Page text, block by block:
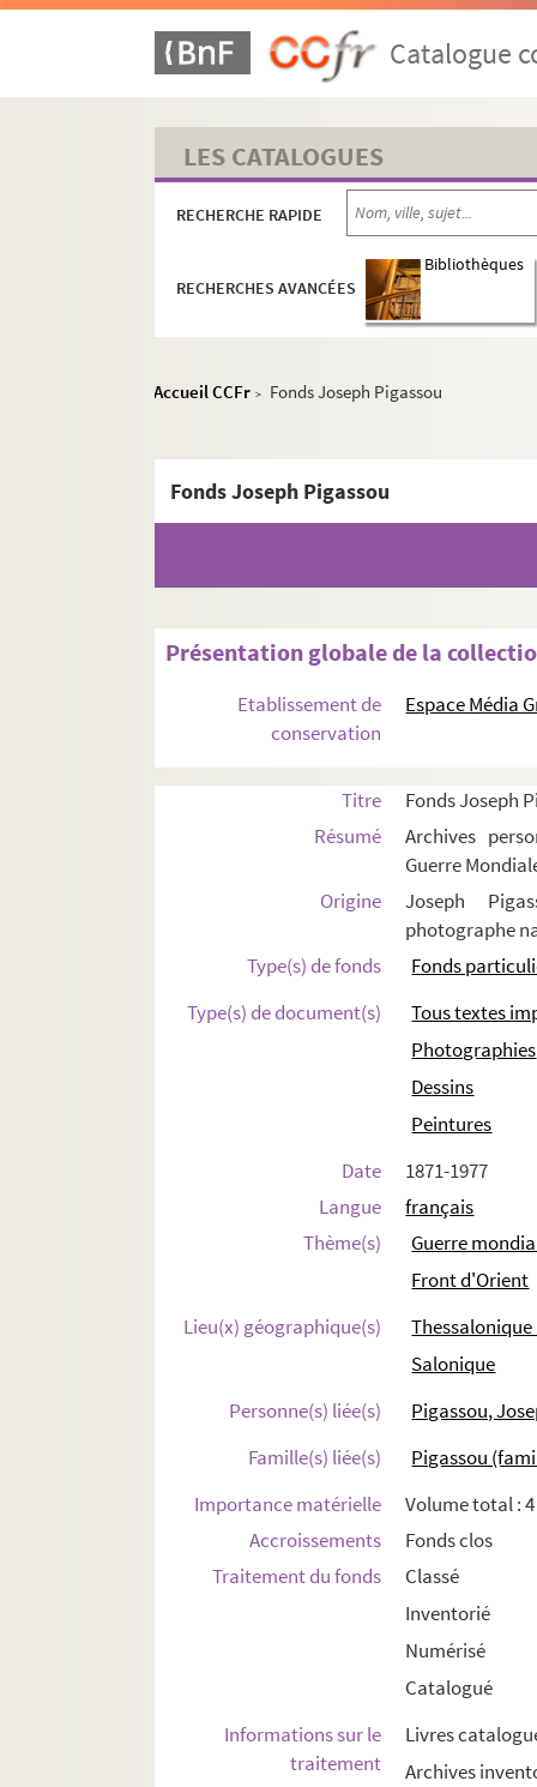
Catalogue
LES CATALOGUES
RECHERCHE RAPIDE
RECHERCHES AVANCÉES
Bibliothèques
Accueil CCFr > Fonds Joseph Pigassou
Fonds Joseph Pigassou
Présentation globale de la
Etablissement de
conservation
Espace Média
Titre
Fonds Joseph
Résumé
Archives
Guerre
Origine
Joseph
photographe
Type(s) de fonds
Fonds
Type(s) de document(s)
Tous textes
Photographies
Dessins
Peintures
Date
1871-1977
Langue
français
Thème(s)
Guerre
Front d'Orient
Lieu(x) géographique(s)
Thessalonique
Salonique
Personne(s) liée(s)
Pigassou,
Famille(s) liée(s)
Pigassou
Importance matérielle
Volume total :
Accroissements
Fonds clos
Traitement du fonds
Classé
Inventorié
Numérisé
Catalogué
Informations sur le
traitement
Livres
Archives